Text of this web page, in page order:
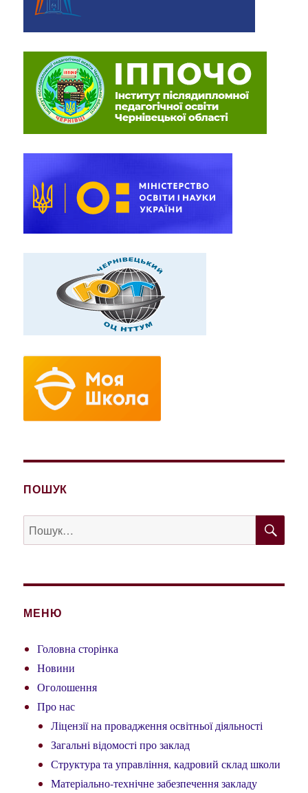
ПОШУК
Пошук
за
МЕНЮ
Головна сторінка
Новини
Оголошення
Про нас
Ліцензії на провадження освітньої діяльності
Загальні відомості про заклад
Структура та управління, кадровий склад школи
Матеріально-технічне забезпечення закладу